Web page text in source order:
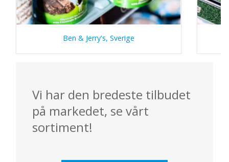
Ben & Jerry's, Sverige
Vi har den bredeste tilbudet
på markedet, se vårt
sortiment!